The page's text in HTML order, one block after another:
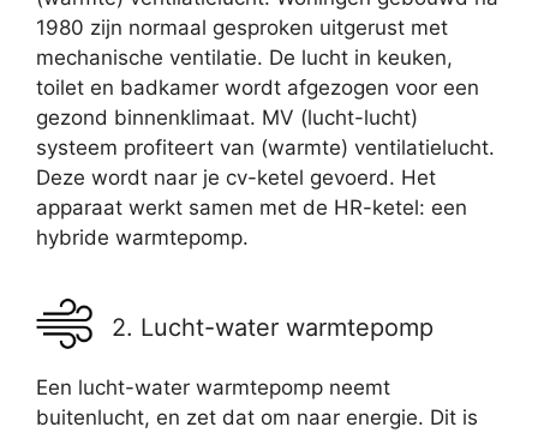
1980 zijn normaal gesproken uitgerust met
mechanische ventilatie. De lucht in keuken,
toilet en badkamer wordt afgezogen voor een
gezond binnenklimaat. MV (lucht-lucht)
systeem profiteert van (warmte) ventilatielucht.
Deze wordt naar je cv-ketel gevoerd. Het
apparaat werkt samen met de HR-ketel: een
hybride warmtepomp.
2. Lucht-water warmtepomp
Een lucht-water warmtepomp neemt
buitenlucht, en zet dat om naar energie. Dit is